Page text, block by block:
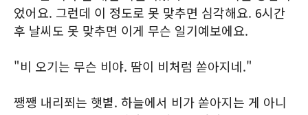
었어요. 그런데 이 정도로 못 맞추면 심각해요. 6시간
후 날씨도 못 맞추면 이게 무슨 일기예보에요.
"비 오기는 무슨 비야. 땀이 비처럼 쏟아지네."
쨍쨍 내리쬐는 햇볕. 하늘에서 비가 쏟아지는 게 아니